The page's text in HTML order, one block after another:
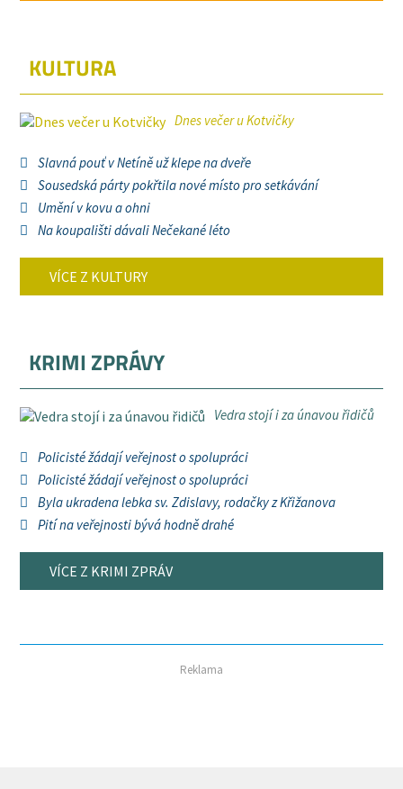
KULTURA
Dnes večer u Kotvičky
Slavná pouť v Netíně už klepe na dveře
Sousedská párty pokřtila nové místo pro setkávání
Umění v kovu a ohni
Na koupališti dávali Nečekané léto
VÍCE Z KULTURY
KRIMI ZPRÁVY
Vedra stojí i za únavou řidičů
Policisté žádají veřejnost o spolupráci
Policisté žádají veřejnost o spolupráci
Byla ukradena lebka sv. Zdislavy, rodačky z Křižanova
Pití na veřejnosti bývá hodně drahé
VÍCE Z KRIMI ZPRÁV
Reklama